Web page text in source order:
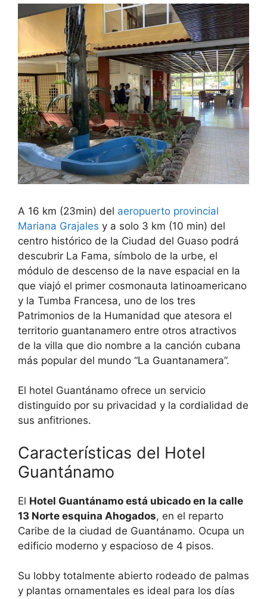
A 16 km (23min) del aeropuerto provincial
Mariana Grajales y a solo 3 km (10 min) del
centro histórico de la Ciudad del Guaso podrá
descubrir La Fama, símbolo de la urbe, el
módulo de descenso de la nave espacial en la
que viajó el primer cosmonauta latinoamericano
y la Tumba Francesa, uno de los tres
Patrimonios de la Humanidad que atesora el
territorio guantanamero entre otros atractivos
de la villa que dio nombre a la canción cubana
más popular del mundo “La Guantanamera”.
El hotel Guantánamo ofrece un servicio
distinguido por su privacidad y la cordialidad de
sus anfitriones.
Características del Hotel
Guantánamo
El Hotel Guantánamo está ubicado en la calle
13 Norte esquina Ahogados, en el reparto
Caribe de la ciudad de Guantánamo. Ocupa un
edificio moderno y espacioso de 4 pisos.
Su lobby totalmente abierto rodeado de palmas
y plantas ornamentales es ideal para los días